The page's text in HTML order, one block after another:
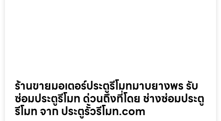
ร้านขายมอเตอร์ประตูรีโมทมาบยางพร รับ
ซ่อมประตูรีโมท ด่วนถึงที่โดย ช่างซ่อมประตู
รีโมท จาก ประตูรั้วรีโมท.com